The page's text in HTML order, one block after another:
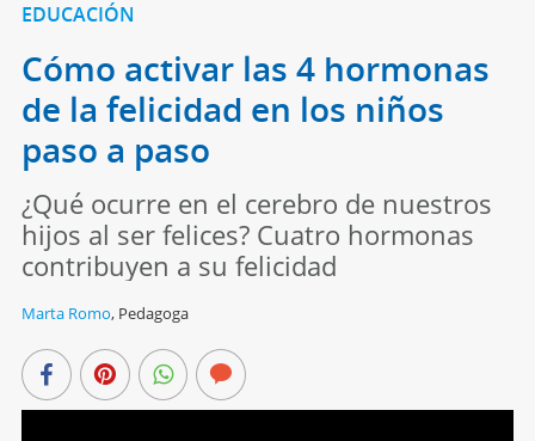
EDUCACIÓN
Cómo activar las 4 hormonas
de la felicidad en los niños
paso a paso
¿Qué ocurre en el cerebro de nuestros
hijos al ser felices? Cuatro hormonas
contribuyen a su felicidad
Marta Romo, Pedagoga